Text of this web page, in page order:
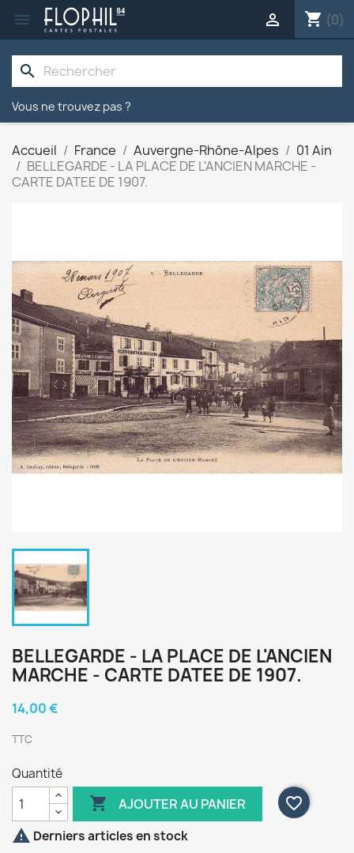
 shopping_cart (0)

search
Vous ne trouvez pas ?
Accueil France Auvergne-Rhône-Alpes
01 Ain
BELLEGARDE - LA PLACE DE L'ANCIEN MARCHE -
CARTE DATEE DE 1907.
BELLEGARDE - LA PLACE DE L'ANCIEN
MARCHE - CARTE DATEE DE 1907.
14,00 €
TTC
Quantité
 AJOUTER AU PANIER
favorite_border
 Derniers articles en stock